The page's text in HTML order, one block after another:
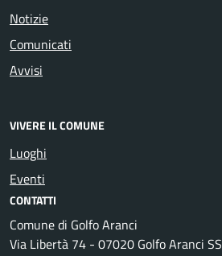
Notizie
Comunicati
Avvisi
VIVERE IL COMUNE
Luoghi
Eventi
CONTATTI
Comune di Golfo Aranci
Via Libertà 74 - 07020 Golfo Aranci SS